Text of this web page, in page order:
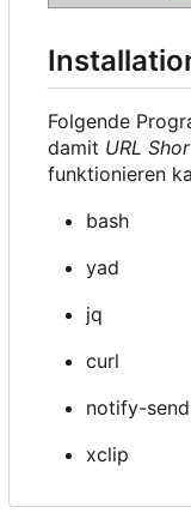
Folgende
damit URL
funktionieren
bash
yad
jq
curl
notify-send
xclip